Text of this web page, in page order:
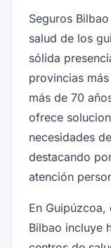
Seguros
salud de los
sólida
provincias
más de 70
ofrece
necesidades
destacando
atención
En
Bilbao incluye